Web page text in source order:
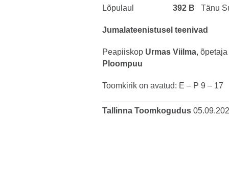
Lõpulaul 392 B Tänu
Jumalateenistusel teenivad
Peapiiskop Urmas Viilma, õpetaja
Ploompuu
Toomkirik on avatud: E – P 9 – 17
Tallinna Toomkogudus